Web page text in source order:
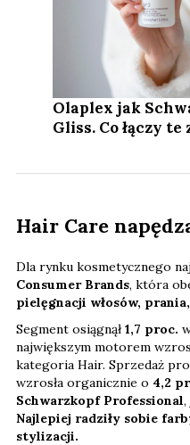
Olaplex jak
Gliss. Co łączy
Hair Care
Dla rynku kosmetycznego
Consumer Brands, która
pielęgnacji włosów,
Segment osiągnął1,7 proc.
największym motorem
kategoria Hair. Sprzedaż
wzrosła organicznie o 4,2
Schwarzkopf Professional,
Najlepiej radziły sobie
stylizacji.